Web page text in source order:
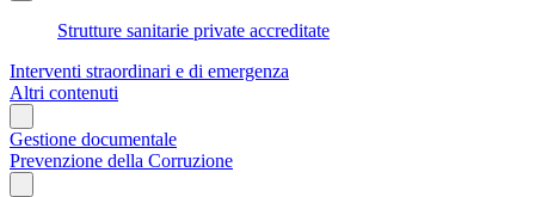
Strutture sanitarie private accreditate
Interventi straordinari e di emergenza
Altri contenuti
Gestione documentale
Prevenzione della Corruzione